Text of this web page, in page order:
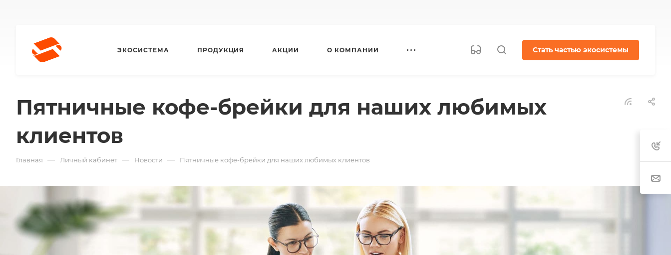
ЭКОСИСТЕМА ПРОДУКЦИЯ АКЦИИ О КОМПАНИИ Стать частью экосистемы
Пятничные кофе-брейки для наших любимых
клиентов
Главная — Личный кабинет — Новости — Пятничные кофе-брейки для наших любимых клиентов